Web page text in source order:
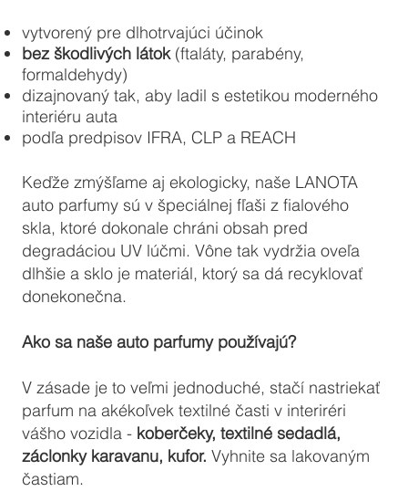
vytvorený pre dlhotrvajúci účinok
bez škodlivých látok(ftaláty, parabény,
formaldehydy)
dizajnovaný tak, aby ladil s estetikou moderného
interiéru auta
podľa predpisov IFRA, CLP a REACH
Keďže zmýšľame aj ekologicky, naše LANOTA
auto parfumy sú v špeciálnej fľaši z fialového
skla, ktoré dokonale chráni obsah pred
degradáciou UV lúčmi. Vône tak vydržia oveľa
dlhšie a sklo je materiál, ktorý sa dá recyklovať
donekonečna.
Ako sa naše auto parfumy používajú?
V zásade je to veľmi jednoduché, stačí nastriekať
parfum na akékoľvek textilné časti v interiréri
vášho vozidla - koberčeky, textilné sedadlá,
záclonky karavanu, kufor. Vyhnite sa lakovaným
častiam.